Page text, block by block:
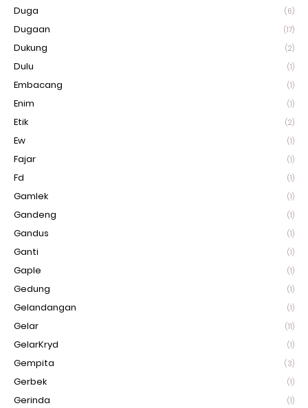
Duga (6)
Dugaan (17)
Dukung (2)
Dulu (1)
Embacang (1)
Enim (1)
Etik (2)
Ew (1)
Fajar (1)
Fd (1)
Gamlek (1)
Gandeng (1)
Gandus (1)
Ganti (1)
Gaple (1)
Gedung (1)
Gelandangan (1)
Gelar (11)
GelarKryd (1)
Gempita (3)
Gerbek (1)
Gerinda (1)